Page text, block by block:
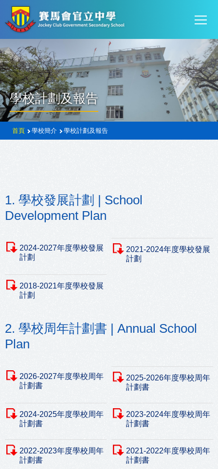
移至主內容
學校計劃及報告
導
首頁 學校簡介 學校計劃及報告
1. 學校發展計劃 | School
Development Plan
2024-2027年度學校發展
計劃
2021-2024年度學校發展
計劃
2018-2021年度學校發展
計劃
2. 學校周年計劃書 | Annual School
Plan
2026-2027年度學校周年
計劃書
2025-2026年度學校周年
計劃書
2024-2025年度學校周年
計劃書
2023-2024年度學校周年
計劃書
2022-2023年度學校周年
計劃書
2021-2022年度學校周年
計劃書